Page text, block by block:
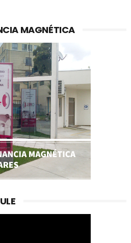
MAGNÉTICA